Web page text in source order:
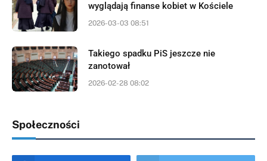
wyglądają finanse kobiet w Kościele
2026-03-03 08:51
Takiego spadku PiS jeszcze nie
zanotował
2026-02-28 08:02
Społeczności